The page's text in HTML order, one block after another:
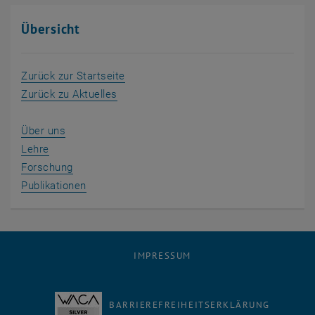
Übersicht
Zurück zur Startseite
Zurück zu Aktuelles
Über uns
Lehre
Forschung
Publikationen
IMPRESSUM
BARRIEREFREIHEITSERKLÄRUNG